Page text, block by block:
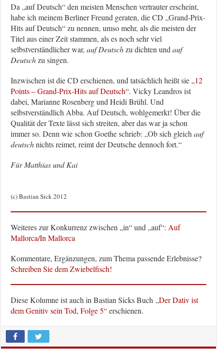
Da „auf Deutsch“ den meisten Menschen vertrauter erscheint,
habe ich meinem Berliner Freund geraten, die CD „Grand-Prix-
Hits auf Deutsch“ zu nennen, umso mehr, als die meisten der
Titel aus einer Zeit stammen, als es noch sehr viel
selbstverständlicher war,auf Deutschzu dichten undauf
Deutschzu singen.
Inzwischen ist die CD erschienen, und tatsächlich heißt sie „12
Points – Grand-Prix-Hits auf Deutsch“. Vicky Leandros ist
dabei, Marianne Rosenberg und Heidi Brühl. Und
selbstverständlich Abba. Auf Deutsch, wohlgemerkt! Über die
Qualität der Texte lässt sich streiten, aber das war ja schon
immer so. Denn wie schon Goethe schrieb: „Ob sich gleichauf
deutschnichts reimet, reimt der Deutsche dennoch fort.“
Für Matthias und Kai
(c) Bastian Sick 2012
Weiteres zur Konkurrenz zwischen „in“ und „auf“: Auf
Mallorca/In Mallorca
Kommentare, Ergänzungen, zum Thema passende Erlebnisse?
Schreiben Sie dem Zwiebelfisch!
Diese Kolumne ist auch in Bastian Sicks Buch „Der Dativ ist
dem Genitiv sein Tod, Folge 5“ erschienen.